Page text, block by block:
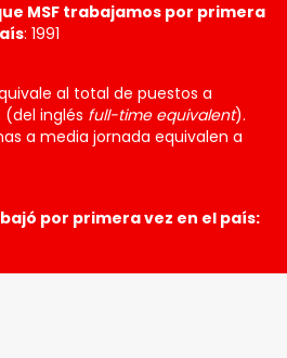
MSF trabajamos por primera
: 1991
al total de puestos a
inglés full-time equivalent).
a media jornada equivalen a
por primera vez en el país: